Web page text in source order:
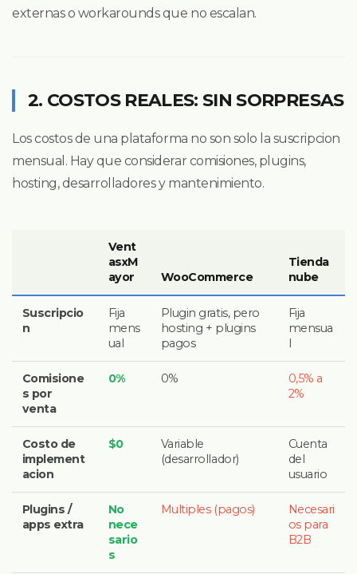
externas o workarounds que no escalan.
2. COSTOS REALES: SIN SORPRESAS
Los costos de una plataforma no son solo la suscripcion
mensual. Hay que considerar comisiones, plugins,
hosting, desarrolladores y mantenimiento.
Vent
asxM
ayor
WooCommerce
Tienda
nube
Suscripcio
n
Fija
mens
ual
Plugin gratis, pero
hosting + plugins
pagos
Fija
mensua
l
Comisione
s por
venta
0% 0%
0,5% a
2%
Costo de
implement
acion
$0
Variable
(desarrollador)
Cuenta
del
usuario
Plugins /
apps extra
No
nece
sario
s
Multiples (pagos)
Necesari
os para
B2B